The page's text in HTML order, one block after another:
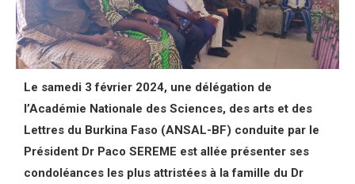
Le samedi 3 février 2024, une délégation de
l’Académie Nationale des Sciences, des arts et des
Lettres du Burkina Faso (ANSAL-BF) conduite par le
Président Dr Paco SEREME est allée présenter ses
condoléances les plus attristées à la famille du Dr